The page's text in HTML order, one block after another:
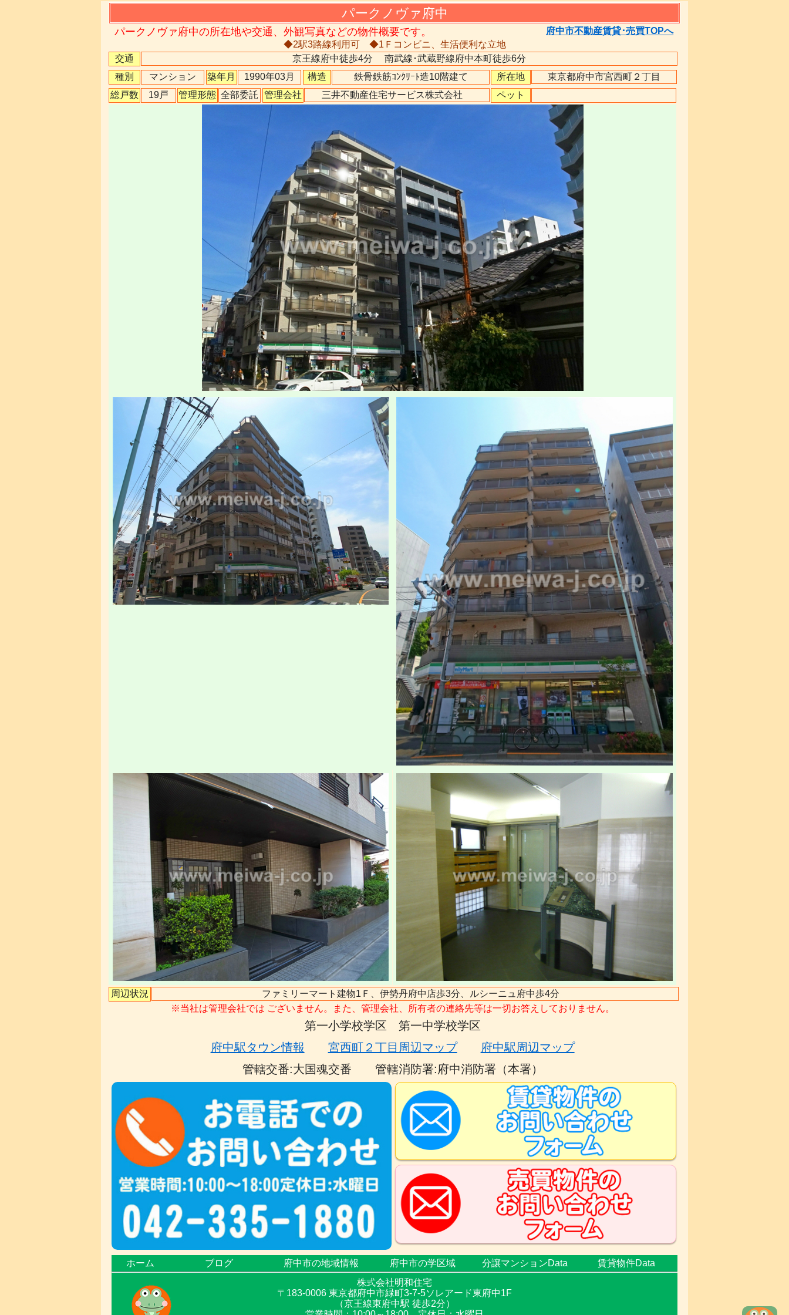
パークノヴァ府中
パークノヴァ府中の所在地や交通、外観写真などの物件概要です。
府中市不動産賃貸･売買TOPへ
◆2駅3路線利用可 ◆1Ｆコンビニ、生活便利な立地
交通
京王線府中徒歩4分 南武線･武蔵野線府中本町徒歩6分
種別
マンション 築年月 1990年03月 構造 鉄骨鉄筋ｺﾝｸﾘｰﾄ造10階建て 所在地
東京都府中市宮西町２丁目
総戸数
19戸 管理形態 全部委託 管理会社 三井不動産住宅サービス株式会社 ペット
周辺状況
ファミリーマート建物1Ｆ、伊勢丹府中店歩3分、ルシーニュ府中歩4分
※当社は管理会社では ございません。また、管理会社、所有者の連絡先等は一切お答えしておりません。
第一小学校学区 第一中学校学区
府中駅タウン情報
宮西町２丁目周辺マップ
府中駅周辺マップ
管轄交番:大国魂交番 管轄消防署:府中消防署（本署）
ホーム ブログ 府中市の地域情報 府中市の学区域 分譲マンションData
賃貸物件Data
株式会社明和住宅
〒183-0006 東京都府中市緑町3-7-5ソレアード東府中1F
（京王線東府中駅 徒歩2分）